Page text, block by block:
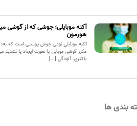
آکنه موبایلی؛ جوشی که از گوشی
هورمون
آکنه موبایلی نوعی جوش پوستی است که
مکرر گوشی موبایل با صورت ایجاد یا تشدید
باکتری، آلودگی [...]
بندی ها